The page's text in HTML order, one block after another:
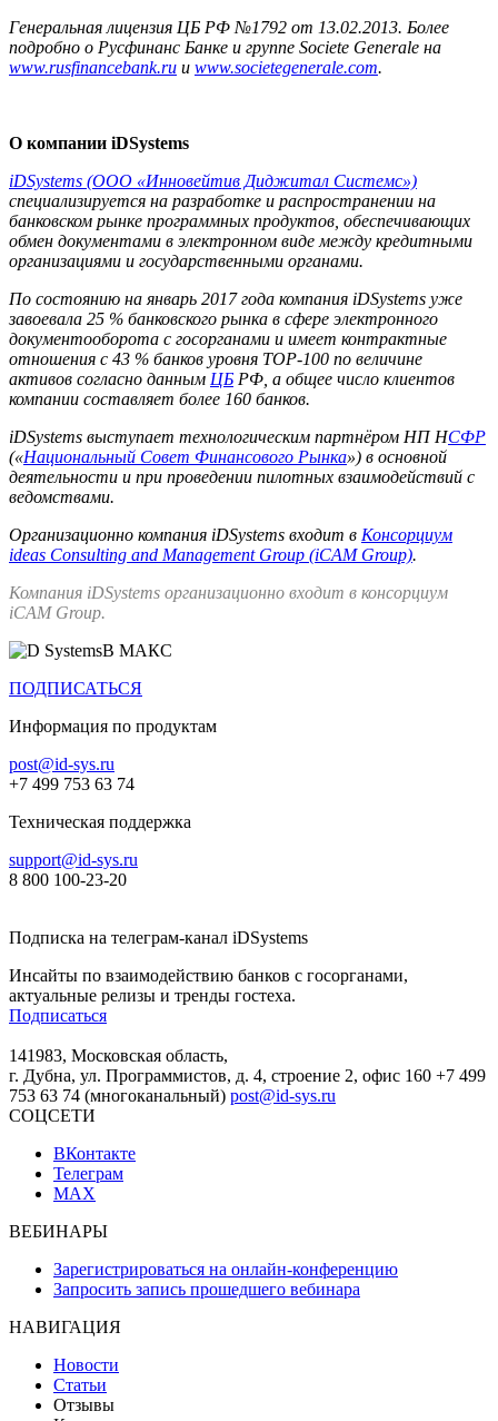
Генеральная лицензия ЦБ РФ №1792 от 13.02.2013. Более
подробно о Русфинанс Банке и группе Societe Generale на
www.rusfinancebank.ru и www.societegenerale.com.
О компании iDSystems
iDSystems (ООО «Инновейтив Диджитал Системс»)
специализируется на разработке и распространении на
банковском рынке программных продуктов, обеспечивающих
обмен документами в электронном виде между кредитными
организациями и государственными органами.
По состоянию на январь 2017 года компания iDSystems уже
завоевала 25 % банковского рынка в сфере электронного
документооборота с госорганами и имеет контрактные
отношения с 43 % банков уровня TOP-100 по величине
активов согласно данным ЦБ РФ, а общее число клиентов
компании составляет более 160 банков.
iDSystems выступает технологическим партнёром НП НСФР
(«Национальный Совет Финансового Рынка») в основной
деятельности и при проведении пилотных взаимодействий с
ведомствами.
Организационно компания iDSystems входит в Консорциум
ideas Consulting and Management Group (iCAM Group).
Компания iDSystems организационно входит в консорциум
iCAM Group.
В МАКС
ПОДПИСАТЬСЯ
Информация по продуктам
post@id-sys.ru
+7 499 753 63 74
Техническая поддержка
support@id-sys.ru
8 800 100-23-20
Подписка на телеграм-канал iDSystems
Инсайты по взаимодействию банков с госорганами,
актуальные релизы и тренды гостеха.
Подписаться
141983, Московская область,
г. Дубна, ул. Программистов, д. 4, строение 2, офис 160 +7 499
753 63 74 (многоканальный) post@id-sys.ru
СОЦСЕТИ
ВКонтакте
Телеграм
MAX
ВЕБИНАРЫ
Зарегистрироваться на онлайн-конференцию
Запросить запись прошедшего вебинара
НАВИГАЦИЯ
Новости
Статьи
Отзывы